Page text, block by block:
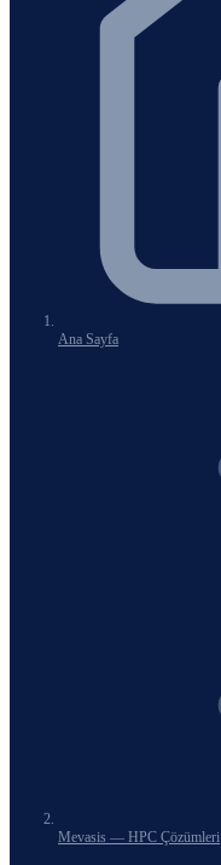
Ana Sayfa
Mevasis — HPC Çözümleri